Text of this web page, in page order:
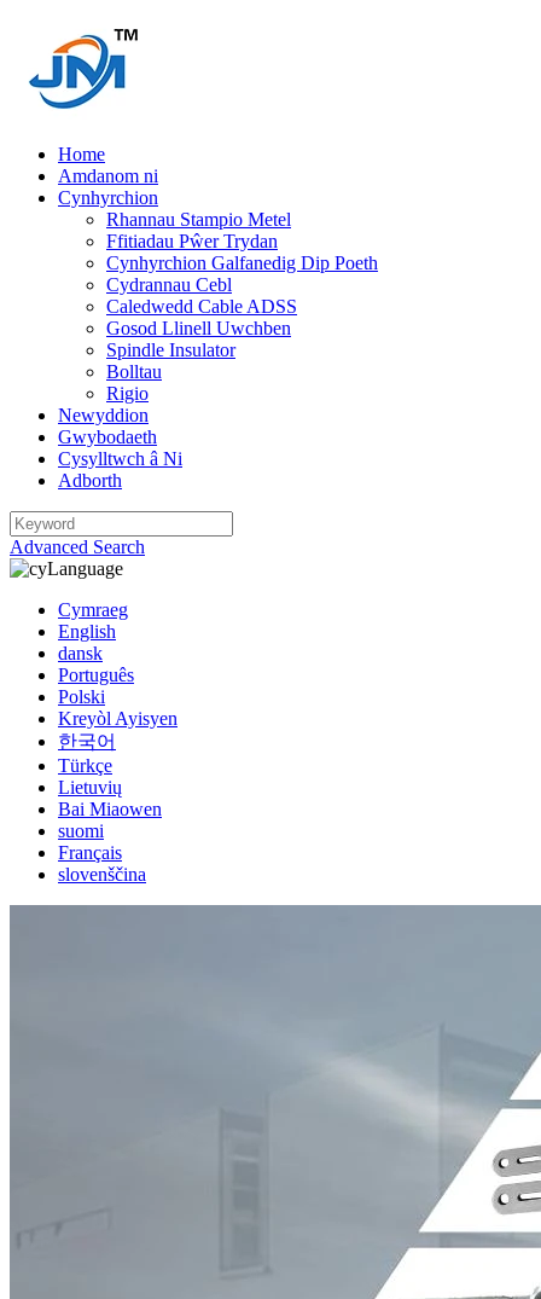
Home
Amdanom ni
Cynhyrchion
Rhannau Stampio Metel
Ffitiadau Pŵer Trydan
Cynhyrchion Galfanedig Dip Poeth
Cydrannau Cebl
Caledwedd Cable ADSS
Gosod Llinell Uwchben
Spindle Insulator
Bolltau
Rigio
Newyddion
Gwybodaeth
Cysylltwch â Ni
Adborth
Advanced Search
Language
Cymraeg
English
dansk
Português
Polski
Kreyòl Ayisyen
한국어
Türkçe
Lietuvių
Bai Miaowen
suomi
Français
slovenščina